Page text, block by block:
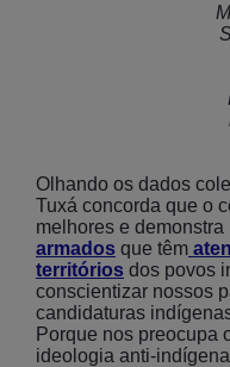
Olhando os dados
Tuxá concorda que o
melhores e
armados que têm
territórios dos povos
conscientizar nossos
candidaturas
Porque nos preocupa
ideologia anti-